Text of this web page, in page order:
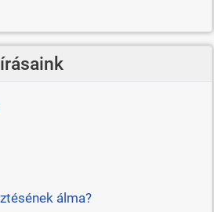
álma?